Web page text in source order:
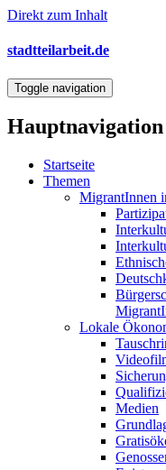
Direkt zum Inhalt
stadtteilarbeit.de
Toggle navigation
Hauptnavigation
Startseite
Themen
MigrantInnen
Lokale
Medien